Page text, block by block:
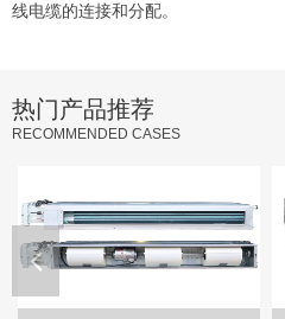
线电缆的连接和分配。
热门产品推荐
RECOMMENDED CASES